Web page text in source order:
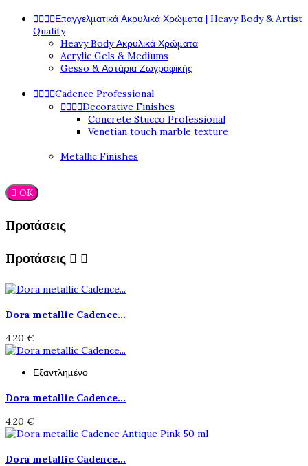
Επαγγελματικά Ακρυλικά Χρώματα | Heavy Body & Artist
Quality
Heavy Body Ακρυλικά Χρώματα
Acrylic Gels & Mediums
Gesso & Αστάρια Ζωγραφικής
Cadence Professional
Decorative Finishes
Concrete Stucco Professional
Venetian touch marble texture
Metallic Finishes
 OK
Προτάσεις
Προτάσεις  
Dora metallic Cadence...
4,20 €
Εξαντλημένο
Dora metallic Cadence...
4,20 €
Dora metallic Cadence...